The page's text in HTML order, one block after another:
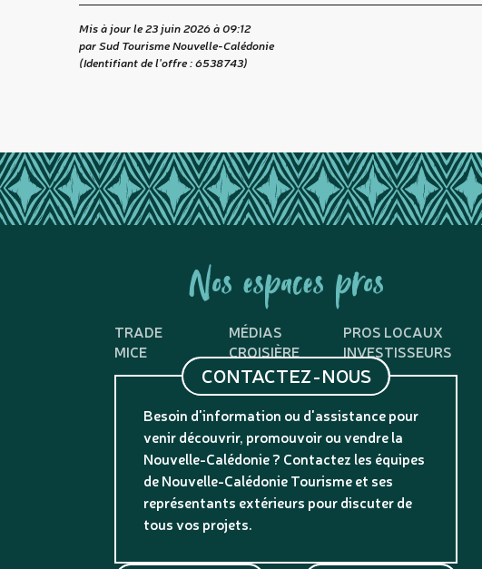
Mis à jour le 23 juin 2026 à 09:12
par Sud Tourisme Nouvelle-Calédonie
(Identifiant de l'offre :6538743)
Nos espaces pros
TRADE MÉDIAS
PROS LOCAUX
MICE
CROISIÈRE INVESTISSEURS
CONTACTEZ-NOUS
Besoin d'information ou d'assistance pour
venir découvrir, promouvoir ou vendre la
Nouvelle-Calédonie ? Contactez les équipes
de Nouvelle-Calédonie Tourisme et ses
représentants extérieurs pour discuter de
tous vos projets.